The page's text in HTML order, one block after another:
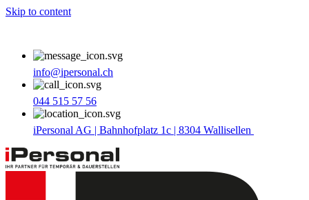
Skip to content
info@ipersonal.ch
044 515 57 56
iPersonal AG | Bahnhofplatz 1c | 8304 Wallisellen